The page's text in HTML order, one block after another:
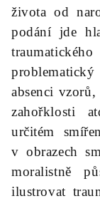
života od
podání jde
absenci
zahořklosti
určitém
v obrazech
moralistně
ilustrovat